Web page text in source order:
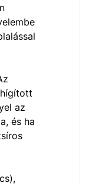
az
és ha